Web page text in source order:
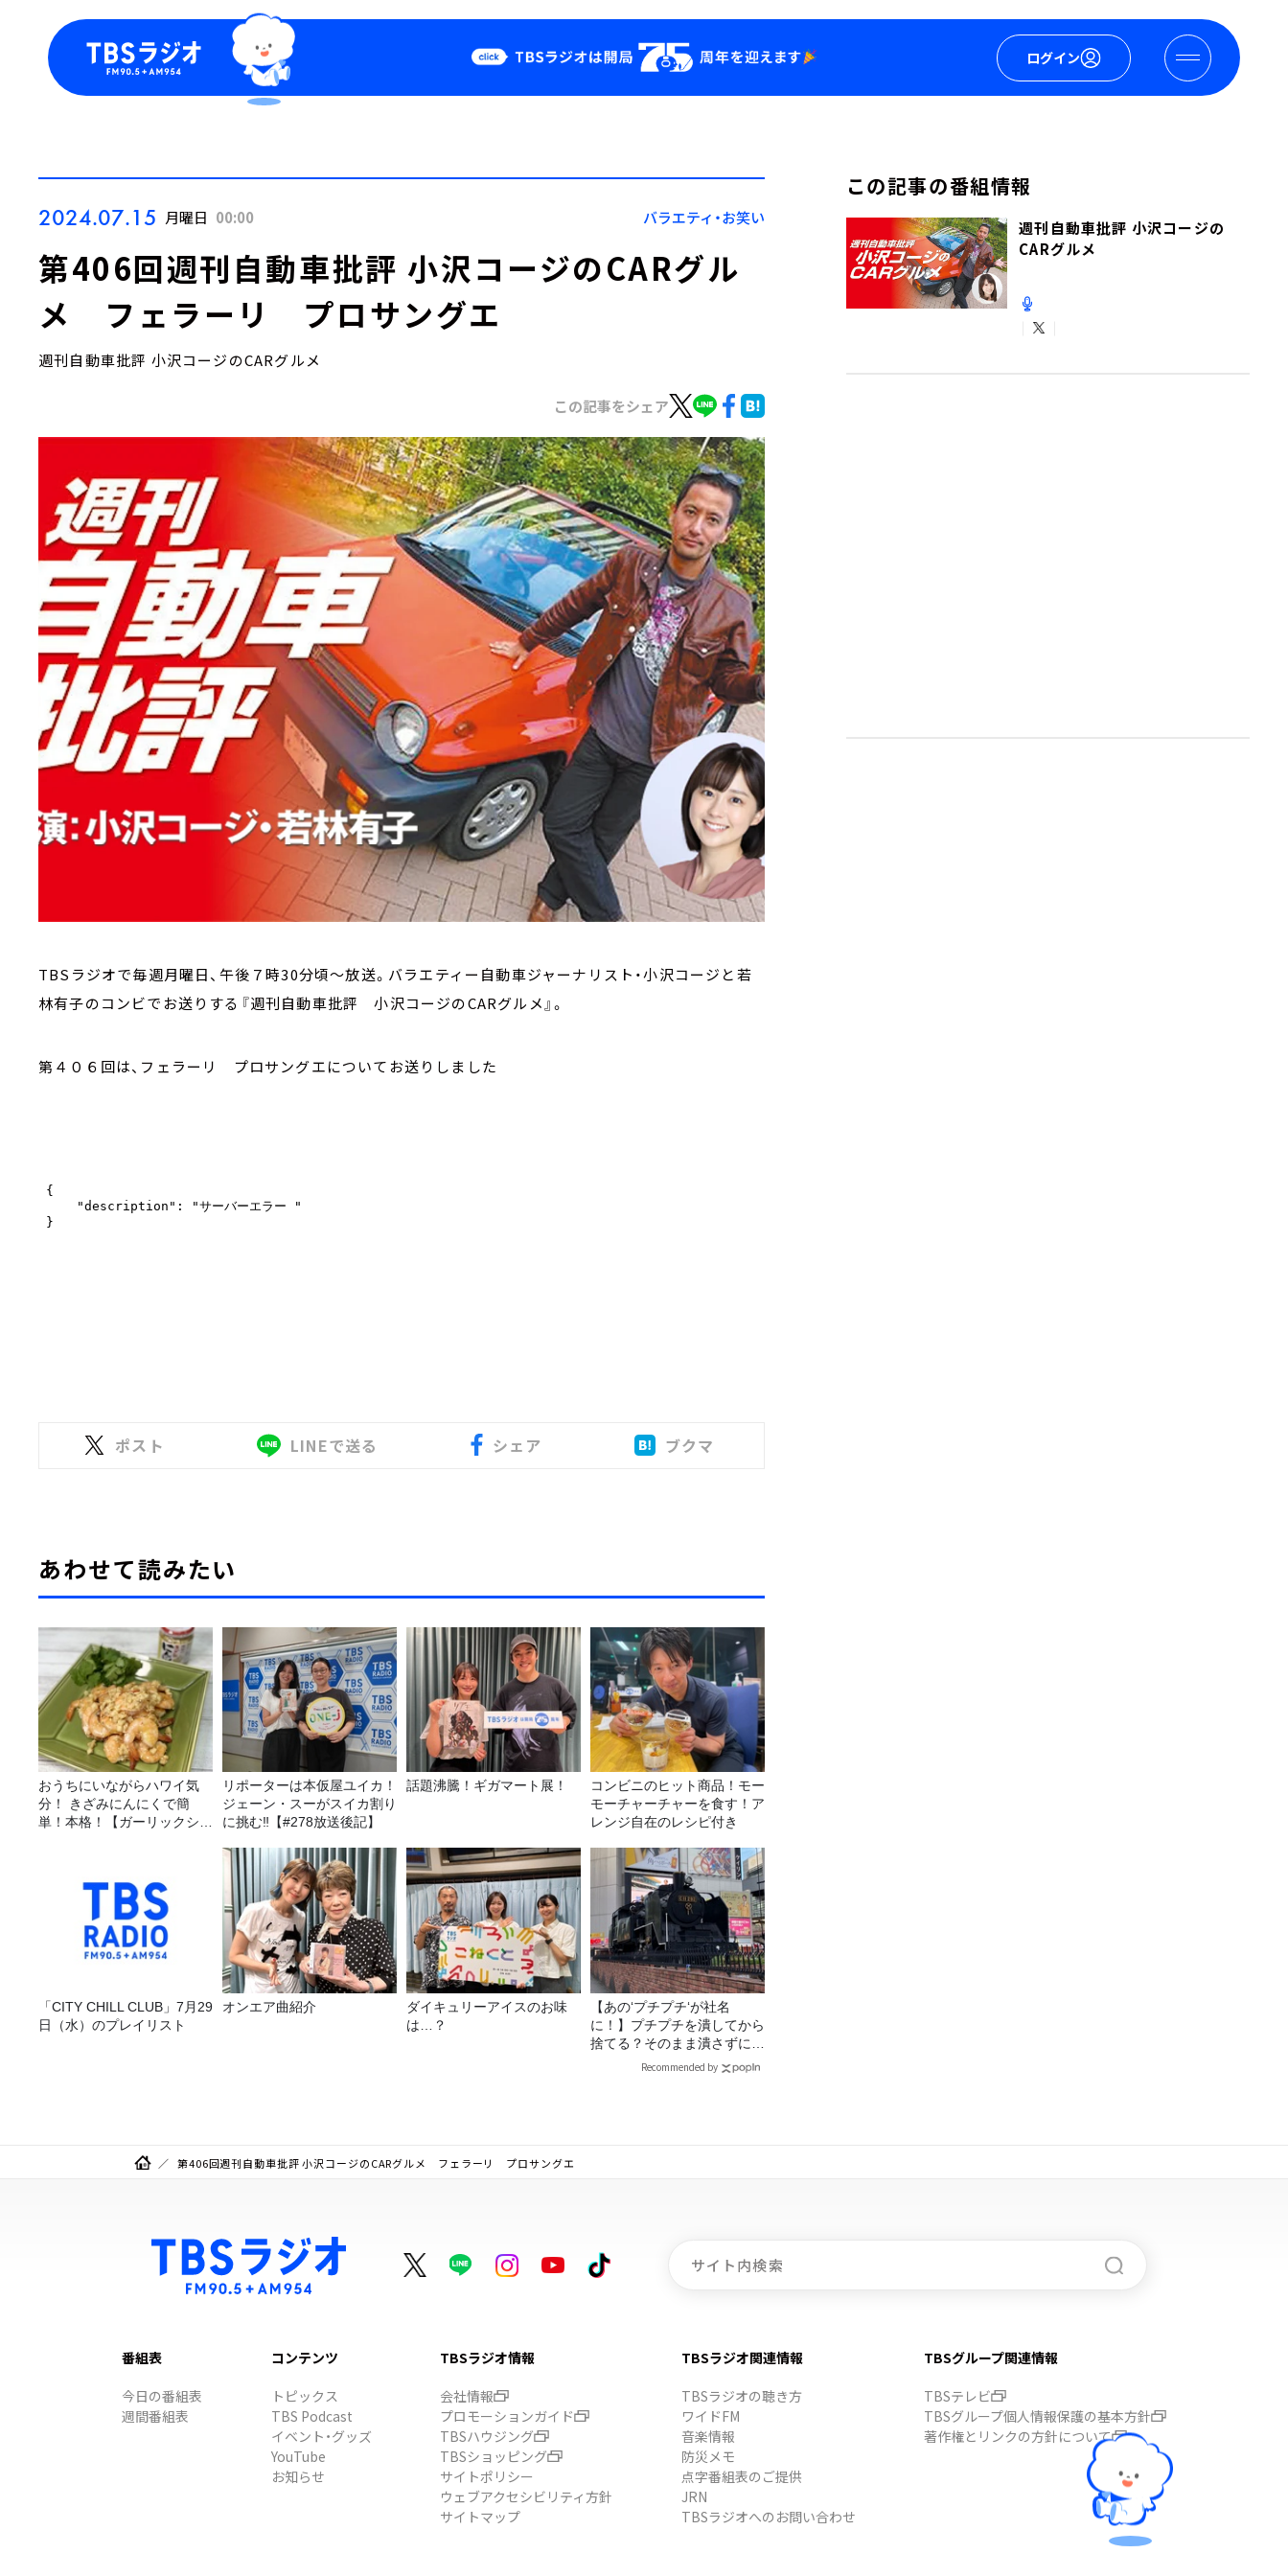
ログイン
Podcast
YouTube
会社情報
2024.07.15 月曜日 00:00 バラエティ・お笑い
第406回週刊自動車批評 小沢コージのCARグル
メ フェラーリ プロサングエ
週刊自動車批評 小沢コージのCARグルメ
この記事をシェア
TBSラジオで毎週月曜日、午後７時30分頃～放送。バラエティー自動車ジャーナリスト・小沢コージと若
林有子のコンビでお送りする『週刊自動車批評 小沢コージのCARグルメ』。
第４０６回は、フェラーリ プロサングエについてお送りしました
ポスト LINEで送る シェア ブクマ
あわせて読みたい
おうちにいながらハワイ気
分！ きざみにんにくで簡
単！本格！【ガーリックシュ
リポーターは本仮屋ユイカ！
ジェーン・スーがスイカ割り
に挑む‼【#278放送後記】
話題沸騰！ギガマート展！
コンビニのヒット商品！モー
モーチャーチャーを食す！ア
レンジ自在のレシピ付き
「CITY CHILL CLUB」7月29
日（水）のプレイリスト
オンエア曲紹介
ダイキュリーアイスのお味
は…？
【あの‘プチプチ‘が社名
に！】プチプチを潰してから
捨てる？そのまま潰さずに捨
Recommended by
この記事の番組情報
週刊自動車批評 小沢コージの
CARグルメ
第406回週刊自動車批評 小沢コージのCARグルメ フェラーリ プロサングエ
番組表
今日の番組表
週間番組表
コンテンツ
トピックス
TBS Podcast
イベント・グッズ
YouTube
お知らせ
TBSラジオ情報
会社情報
プロモーションガイド
TBSハウジング
TBSショッピング
サイトポリシー
ウェブアクセシビリティ方針
サイトマップ
TBSラジオ関連情報
TBSラジオの聴き方
ワイドFM
音楽情報
防災メモ
点字番組表のご提供
JRN
TBSラジオへのお問い合わせ
TBSグループ関連情報
TBSテレビ
TBSグループ個人情報保護の基本方針
著作権とリンクの方針について